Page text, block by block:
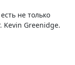
не только
Kevin Greenidge.